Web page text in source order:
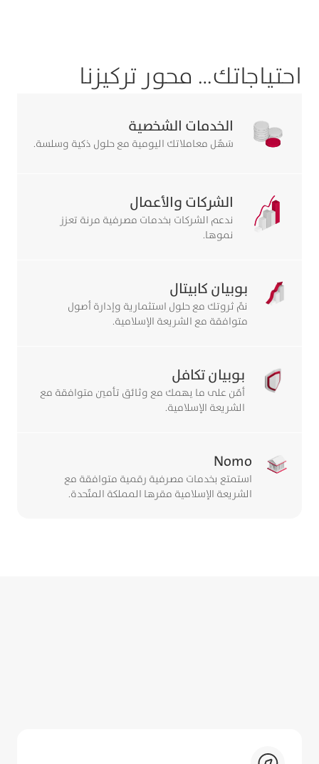
احتياجاتك… محور تركيزنا
الخدمات الشخصية
سَهّل معاملاتك اليومية مع حلول ذكية وسلسة.
الشركات والأعمال
ندعم الشركات بخدمات مصرفية مرنة تعزز
نموها.
بوبيان كابيتال
نمِّ ثروتك مع حلول استثمارية وإدارة أصول
متوافقة مع الشريعة الإسلامية.
بوبيان تكافل
أمّن على ما يهمك مع وثائق تأمين متوافقة مع
الشريعة الإسلامية.
Nomo
استمتع بخدمات مصرفية رقمية متوافقة مع
الشريعة الإسلامية مقرها المملكة المتّحدة.